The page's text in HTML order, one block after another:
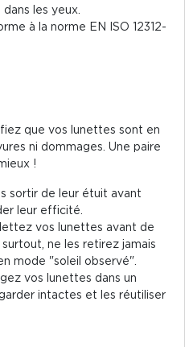
les yeux.
à la norme EN ISO 12312-
que vos lunettes sont en
ni dommages. Une paire
!
sortir de leur étuit avant
leur efficité.
vos lunettes avant de
ne les retirez jamais
mode "soleil observé".
vos lunettes dans un
intactes et les réutiliser